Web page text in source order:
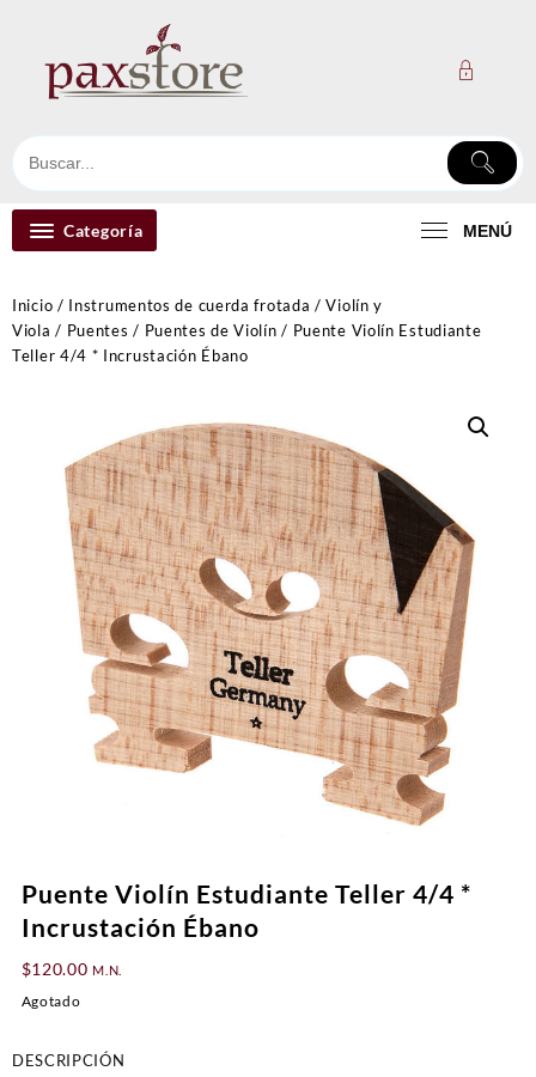
contenido
Categoría MENÚ
Inicio / Instrumentos de cuerda frotada /Violín y
Viola / Puentes / Puentes de Violín / Puente Violín Estudiante
Teller 4/4 * Incrustación Ébano
Puente Violín Estudiante Teller 4/4 *
Incrustación Ébano
$120.00 M.N.
Agotado
DESCRIPCIÓN